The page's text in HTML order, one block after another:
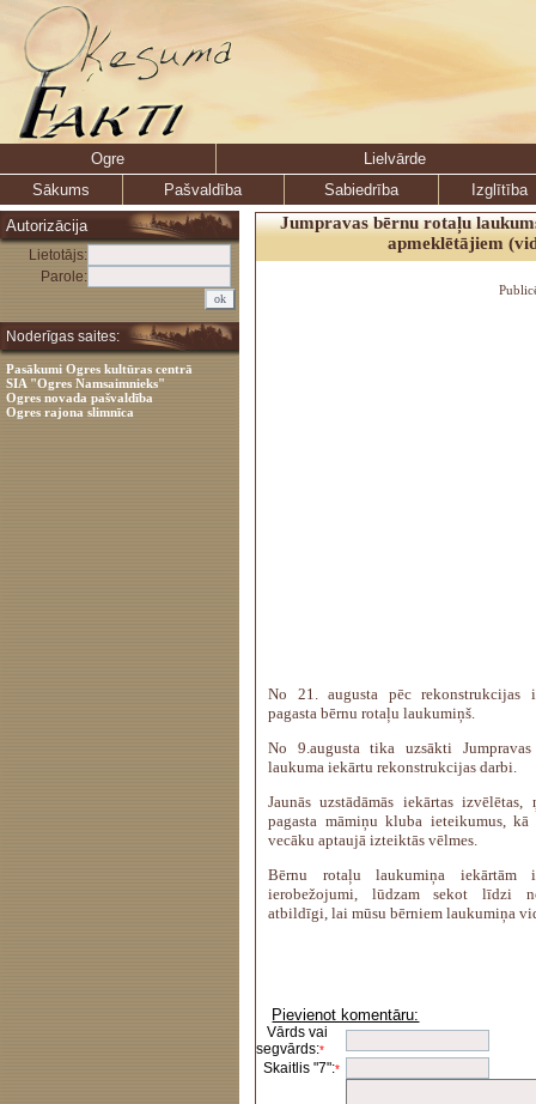
Ogre
Lielvārde
Sākums
Pašvaldība Sabiedrība
Izglītība
Autorizācija
Lietotājs:
Parole:
Noderīgas saites:
Pasākumi Ogres kultūras centrā
SIA "Ogres Namsaimnieks"
Ogres novada pašvaldība
Ogres rajona slimnīca
Jumpravas bērnu rotaļu
apmeklētājiem
No 21. augusta pēc rekonstrukcijas
pagasta bērnu rotaļu laukumiņš.
No 9.augusta tika uzsākti
laukuma iekārtu rekonstrukcijas darbi.
Jaunās uzstādāmās iekārtas izvēlētas,
pagasta māmiņu kluba ieteikumus, kā
vecāku aptaujā izteiktās vēlmes.
Bērnu rotaļu laukumiņa iekārtām
ierobežojumi, lūdzam sekot līdzi
atbildīgi, lai mūsu bērniem laukumiņa
Pievienot komentāru:
Vārds vai
segvārds:*
Skaitlis "7":*